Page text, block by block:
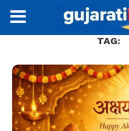
TAG: